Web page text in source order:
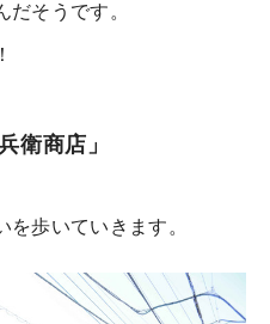
そうです。
衛商店」
歩いていきます。